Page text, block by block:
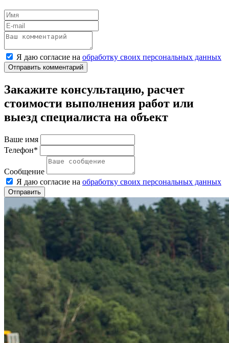
Я даю согласие на обработку своих персональных данных
Отправить комментарий
Закажите консультацию, расчет
стоимости выполнения работ или
выезд специалиста на объект
Ваше имя
Телефон*
Сообщение
Я даю согласие на обработку своих персональных данных
Отправить